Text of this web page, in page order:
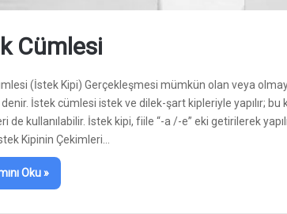
Cümlesi
(İstek Kipi) Gerçekleşmesi mümkün olan veya
İstek cümlesi istek ve dilek-şart kipleriyle yapılır; bu
de kullanılabilir. İstek kipi, fiile “-a /-e” eki getirilerek
Kipinin Çekimleri…
Oku »